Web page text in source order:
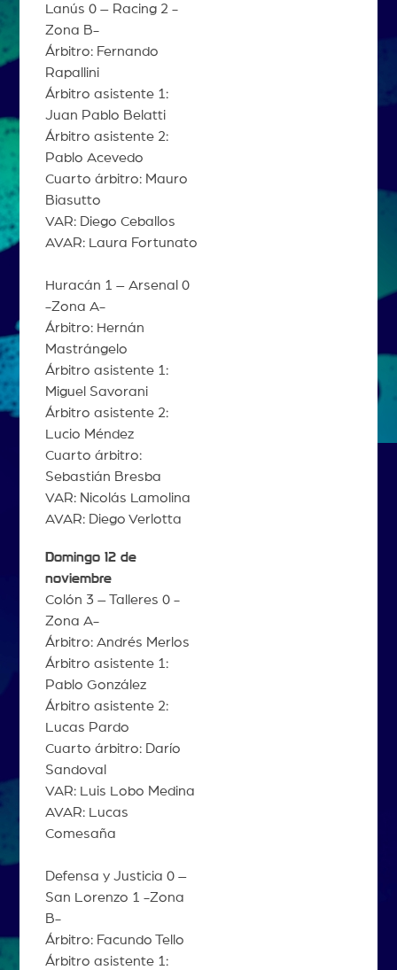
Lanús 0 – Racing 2 -
Zona B-
Árbitro: Fernando
Rapallini
Árbitro asistente 1:
Juan Pablo Belatti
Árbitro asistente 2:
Pablo Acevedo
Cuarto árbitro: Mauro
Biasutto
VAR: Diego Ceballos
AVAR: Laura Fortunato
Huracán 1 – Arsenal 0
-Zona A-
Árbitro: Hernán
Mastrángelo
Árbitro asistente 1:
Miguel Savorani
Árbitro asistente 2:
Lucio Méndez
Cuarto árbitro:
Sebastián Bresba
VAR: Nicolás Lamolina
AVAR: Diego Verlotta
Domingo 12 de
noviembre
Colón 3 – Talleres 0 -
Zona A-
Árbitro: Andrés Merlos
Árbitro asistente 1:
Pablo González
Árbitro asistente 2:
Lucas Pardo
Cuarto árbitro: Darío
Sandoval
VAR: Luis Lobo Medina
AVAR: Lucas
Comesaña
Defensa y Justicia 0 –
San Lorenzo 1 -Zona
B-
Árbitro: Facundo Tello
Árbitro asistente 1: